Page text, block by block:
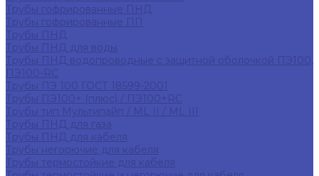
Трубы гофрированные ПНД
Трубы гофрированные ПП
Трубы ПНД
Трубы ПНД для воды
Трубы ПНД водопроводные с защитной оболочкой ПЭ100,
ПЭ100-RC
Трубы ПЭ 100 ГОСТ 18599-2001
Трубы ПЭ100+ (плюс) / ПЭ100+RC
Трубы тип Мультипайп / ML II / ML III
Трубы ПНД для газа
Трубы ПНД для кабеля
Трубы негорючие для кабеля
Трубы термостойкие для кабеля